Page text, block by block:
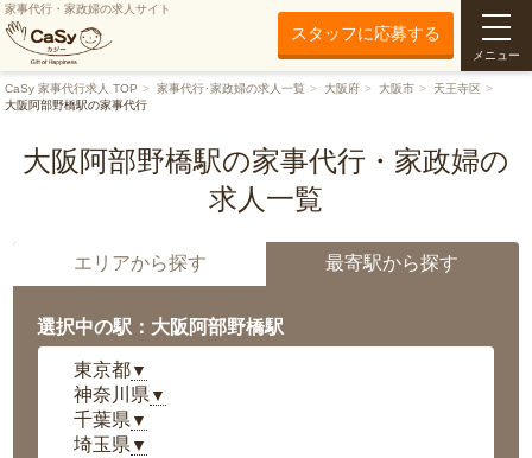
家事代行・家政婦の求人サイト
スタッフに応募する
メニュー
CaSy 家事代行求人 TOP 家事代行･家政婦の求人一覧 大阪府 大阪市
天王寺区
大阪阿部野橋駅の家事代行
大阪阿部野橋駅の家事代行・家政婦の
求人一覧
エリアから探す 最寄駅から探す
選択中の駅：大阪阿部野橋駅
東京都▼
神奈川県 ▼
千葉県 ▼
埼玉県 ▼